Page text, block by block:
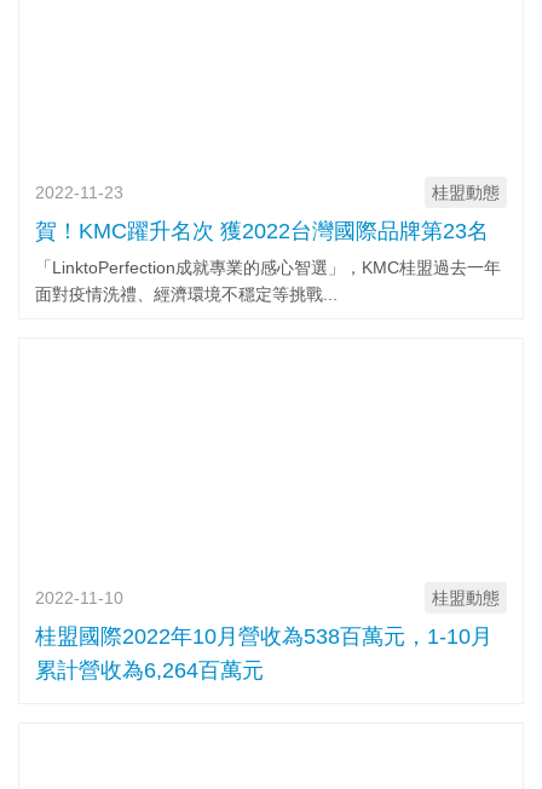
2022-11-23 桂盟動態
賀！KMC躍升名次 獲2022台灣國際品牌第23名
「LinktoPerfection成就專業的感心智選」，KMC桂盟過去一年
面對疫情洗禮、經濟環境不穩定等挑戰...
2022-11-10 桂盟動態
桂盟國際2022年10月營收為538百萬元，1-10月
累計營收為6,264百萬元